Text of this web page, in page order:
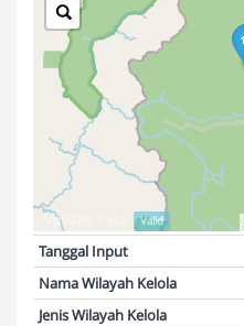
Validasi Peta: Valid
Tanggal Input
Nama Wilayah Kelola
Jenis Wilayah Kelola